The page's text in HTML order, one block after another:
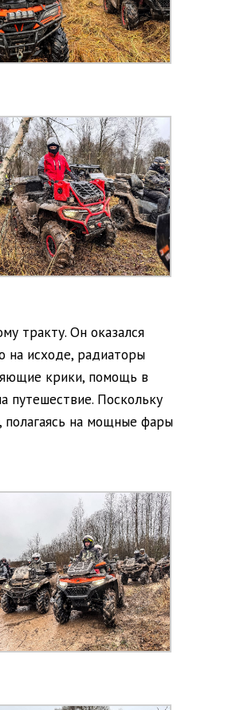
тракту. Он оказался
на исходе, радиаторы
крики, помощь в
путешествие. Поскольку
полагаясь на мощные фары